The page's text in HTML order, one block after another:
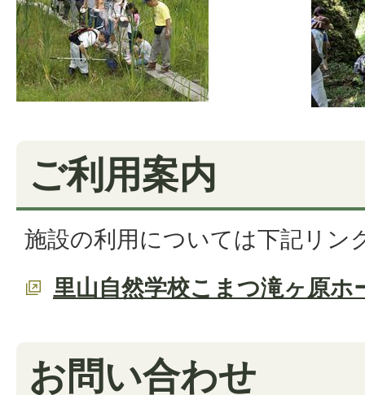
ご利用案内
施設の利用については下記リン
里山自然学校こまつ滝ヶ原ホ
お問い合わせ